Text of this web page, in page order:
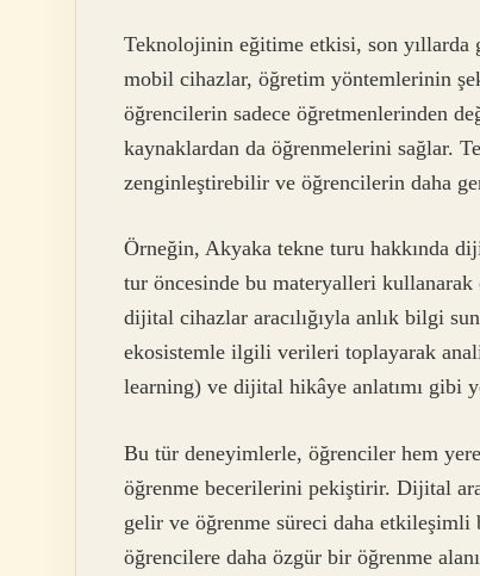
Teknolojinin eğitime etkisi, son
mobil cihazlar, öğretim yöntemlerinin
öğrencilerin sadece öğretmenlerinden
kaynaklardan da öğrenmelerini sağlar.
zenginleştirebilir ve öğrencilerin daha
Örneğin, Akyaka tekne turu hakkında
tur öncesinde bu materyalleri
dijital cihazlar aracılığıyla anlık bilgi
ekosistemle ilgili verileri toplayarak
learning) ve dijital hikâye anlatımı gibi
Bu tür deneyimlerle, öğrenciler hem
öğrenme becerilerini pekiştirir. Dijital
gelir ve öğrenme süreci daha
öğrencilere daha özgür bir öğrenme